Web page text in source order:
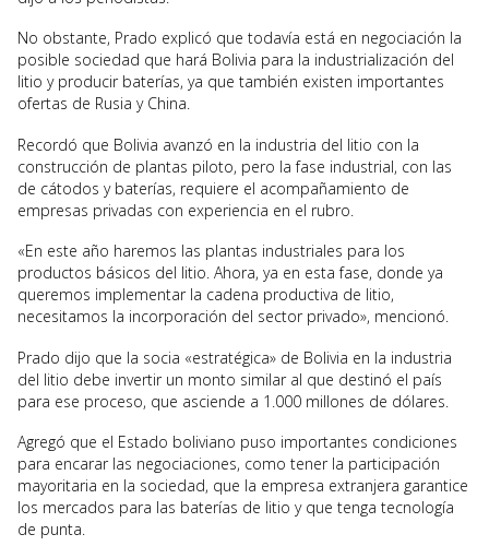
No obstante, Prado explicó que todavía está en negociación la
posible sociedad que hará Bolivia para la industrialización del
litio y producir baterías, ya que también existen importantes
ofertas de Rusia y China.
Recordó que Bolivia avanzó en la industria del litio con la
construcción de plantas piloto, pero la fase industrial, con las
de cátodos y baterías, requiere el acompañamiento de
empresas privadas con experiencia en el rubro.
«En este año haremos las plantas industriales para los
productos básicos del litio. Ahora, ya en esta fase, donde ya
queremos implementar la cadena productiva de litio,
necesitamos la incorporación del sector privado», mencionó.
Prado dijo que la socia «estratégica» de Bolivia en la industria
del litio debe invertir un monto similar al que destinó el país
para ese proceso, que asciende a 1.000 millones de dólares.
Agregó que el Estado boliviano puso importantes condiciones
para encarar las negociaciones, como tener la participación
mayoritaria en la sociedad, que la empresa extranjera garantice
los mercados para las baterías de litio y que tenga tecnología
de punta.